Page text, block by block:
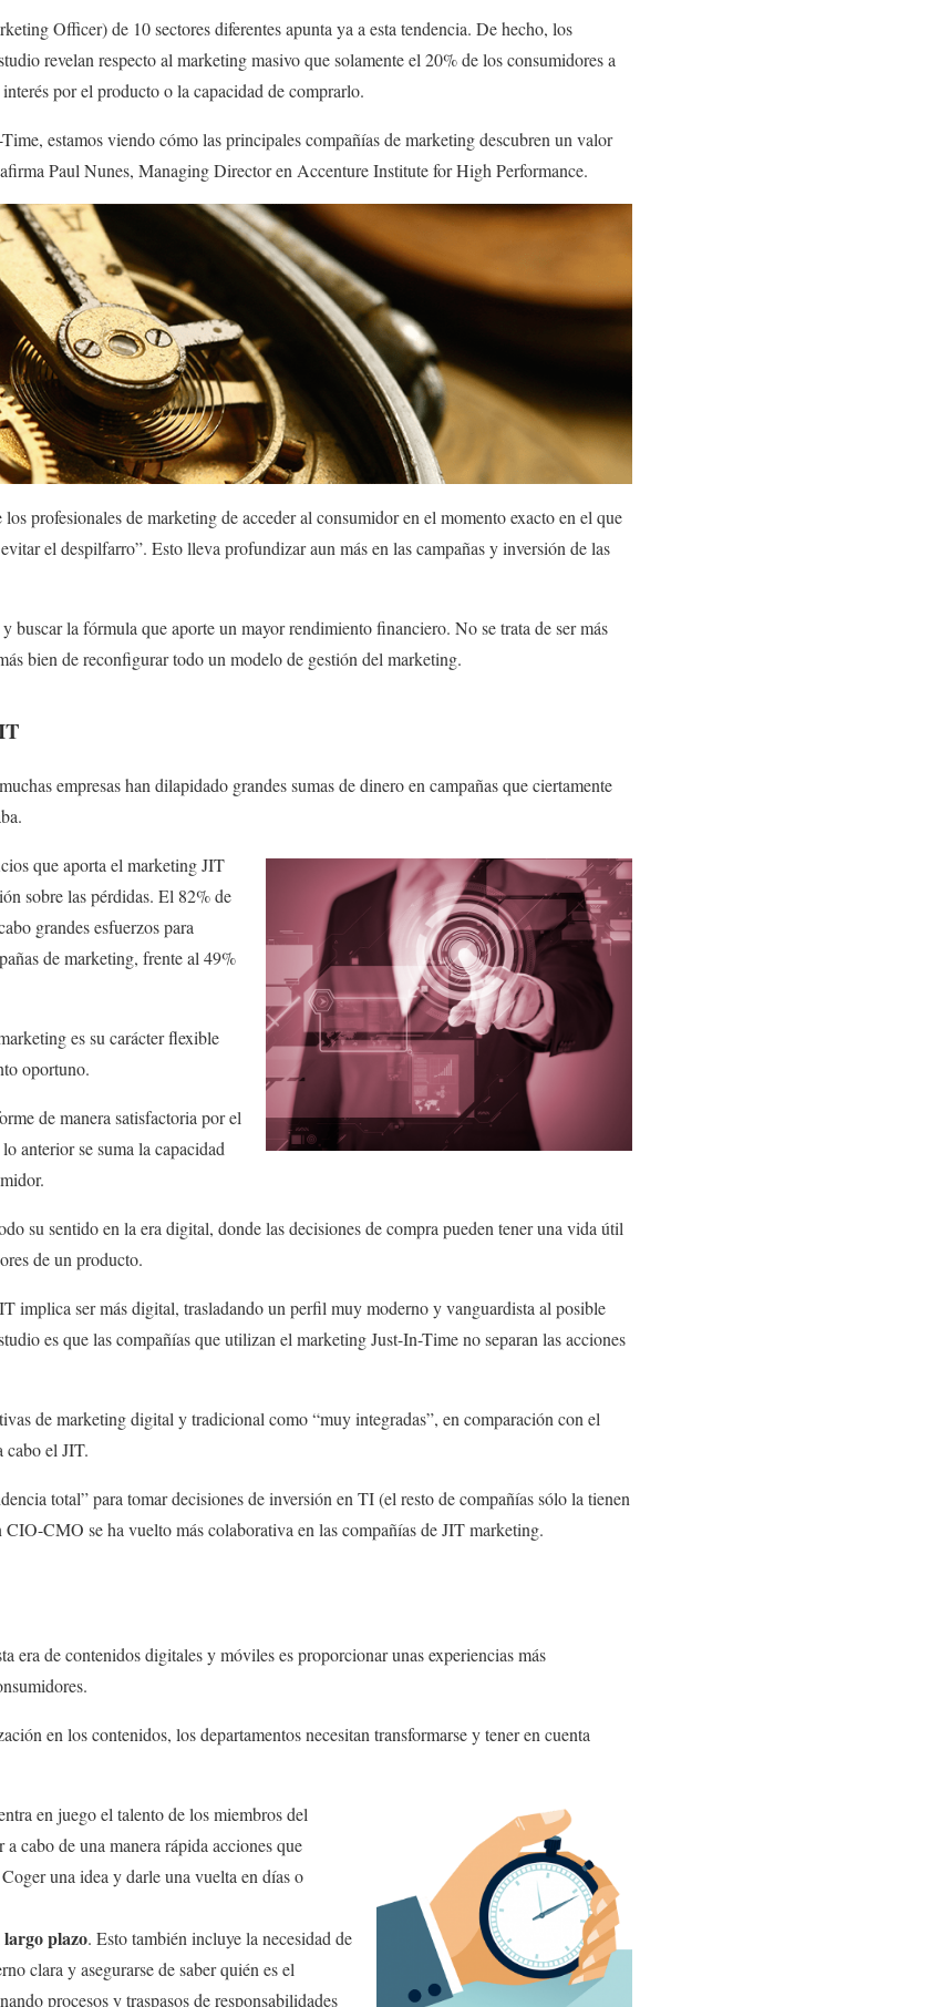
Officer) de 10 sectores diferentes apunta ya a esta tendencia. De hecho, los
revelan respecto al marketing masivo que solamente el 20% de los consumidores a
por el producto o la capacidad de comprarlo.
estamos viendo cómo las principales compañías de marketing descubren un valor
Paul Nunes, Managing Director en Accenture Institute for High Performance.
profesionales de marketing de acceder al consumidor en el momento exacto en el que
el despilfarro”. Esto lleva profundizar aun más en las campañas y inversión de las
buscar la fórmula que aporte un mayor rendimiento financiero. No se trata de ser más
bien de reconfigurar todo un modelo de gestión del marketing.
empresas han dilapidado grandes sumas de dinero en campañas que ciertamente
que aporta el marketing JIT
sobre las pérdidas. El 82% de
grandes esfuerzos para
de marketing, frente al 49%
es su carácter flexible
oportuno.
de manera satisfactoria por el
anterior se suma la capacidad
su sentido en la era digital, donde las decisiones de compra pueden tener una vida útil
de un producto.
implica ser más digital, trasladando un perfil muy moderno y vanguardista al posible
es que las compañías que utilizan el marketing Just-In-Time no separan las acciones
de marketing digital y tradicional como “muy integradas”, en comparación con el
cabo el JIT.
total” para tomar decisiones de inversión en TI (el resto de compañías sólo la tienen
CMO se ha vuelto más colaborativa en las compañías de JIT marketing.
era de contenidos digitales y móviles es proporcionar unas experiencias más
en los contenidos, los departamentos necesitan transformarse y tener en cuenta
en juego el talento de los miembros del
cabo de una manera rápida acciones que
una idea y darle una vuelta en días o
largo plazo. Esto también incluye la necesidad de
clara y asegurarse de saber quién es el
procesos y traspasos de responsabilidades